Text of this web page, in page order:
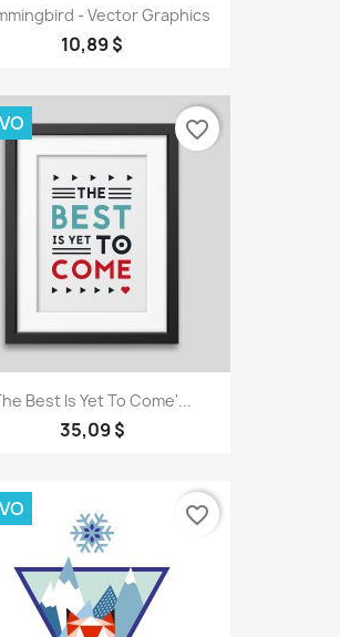
- Vector Graphics
10,89 $
Best Is Yet To Come'...
35,09 $
favorite_border
favorite_border